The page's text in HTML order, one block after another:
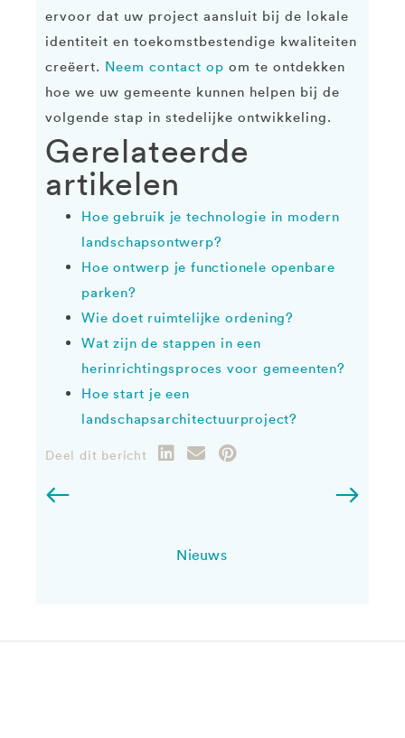
ervoor dat uw project aansluit bij de lokale
identiteit en toekomstbestendige kwaliteiten
creëert. Neem contact op om te ontdekken
hoe we uw gemeente kunnen helpen bij de
volgende stap in stedelijke ontwikkeling.
Gerelateerde
artikelen
Hoe gebruik je technologie in modern
landschapsontwerp?
Hoe ontwerp je functionele openbare
parken?
Wie doet ruimtelijke ordening?
Wat zijn de stappen in een
herinrichtingsproces voor gemeenten?
Hoe start je een
landschapsarchitectuurproject?
Deel dit bericht
Nieuws